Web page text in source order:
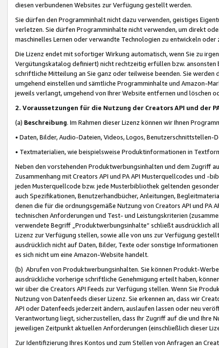
diesen verbundenen Websites zur Verfügung gestellt werden.
Sie dürfen den Programminhalt nicht dazu verwenden, geistiges
verletzen. Sie dürfen Programminhalte nicht verwenden, um direkt
maschinelles Lernen oder verwandte Technologien zu entwickeln
Die Lizenz endet mit sofortiger Wirkung automatisch, wenn Sie zu
Vergütungskatalog definiert) nicht rechtzeitig erfüllen bzw. ansonsten
schriftliche Mitteilung an Sie ganz oder teilweise beenden. Sie werden
umgehend einstellen und sämtliche Programminhalte und Amazon-
jeweils verlangt, umgehend von Ihrer Website entfernen und löschen
2. Voraussetzungen für die Nutzung der Creators API und der
(a) Beschreibung. Im Rahmen dieser Lizenz können wir Ihnen
• Daten, Bilder, Audio-Dateien, Videos, Logos, Benutzerschnittstellen-
• Textmaterialien, wie beispielsweise Produktinformationen in
Neben den vorstehenden Produktwerbungsinhalten und dem Zugriff
Zusammenhang mit Creators API und PA API Musterquellcodes und
jeden Musterquellcode bzw. jede Musterbibliothek geltenden
auch Spezifikationen, Benutzerhandbücher, Anleitungen,
denen die für die ordnungsgemäße Nutzung von Creators API und PA
technischen Anforderungen und Test- und Leistungskriterien
verwendete Begriff „Produktwerbungsinhalte“ schließt ausdrücklich
Lizenz zur Verfügung stellen, sowie alle von uns zur Verfügung
ausdrücklich nicht auf Daten, Bilder, Texte oder sonstige
es sich nicht um eine Amazon-Website handelt.
(b) Abrufen von Produktwerbungsinhalten. Sie können Produkt-
ausdrückliche vorherige schriftliche Genehmigung erteilt haben,
wir über die Creators API Feeds zur Verfügung stellen. Wenn Sie
Nutzung von Datenfeeds dieser Lizenz. Sie erkennen an, dass wir
API oder Datenfeeds jederzeit ändern, auslaufen lassen oder neu
Verantwortung liegt, sicherzustellen, dass Ihr Zugriff auf die und Ihre
jeweiligen Zeitpunkt aktuellen Anforderungen (einschließlich dieser
Zur Identifizierung Ihres Kontos und zum Stellen von Anfragen an